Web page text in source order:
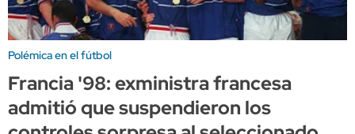
Polémica en el fútbol
Francia '98: exministra francesa
admitió que suspendieron los